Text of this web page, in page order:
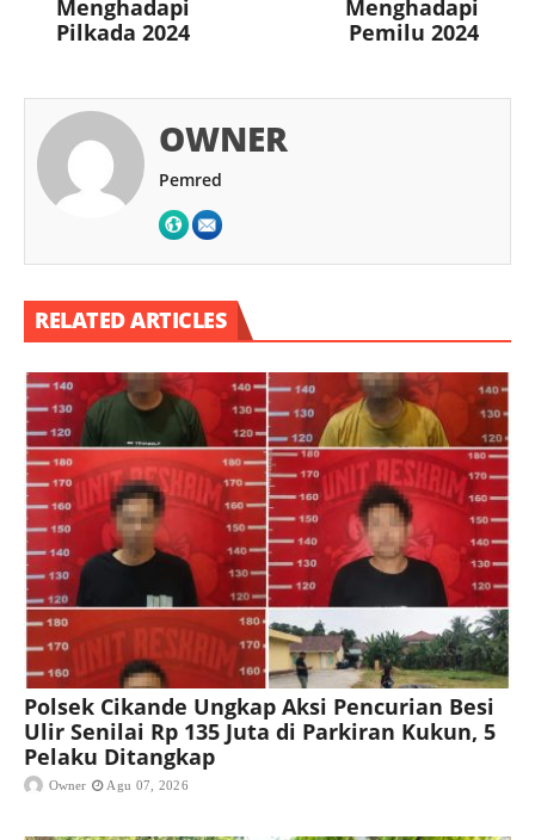
Menghadapi
Pilkada 2024
Menghadapi
Pemilu 2024
OWNER
Pemred
RELATED ARTICLES
Polsek Cikande Ungkap Aksi Pencurian Besi
Ulir Senilai Rp 135 Juta di Parkiran Kukun, 5
Pelaku Ditangkap
Owner Agu 07, 2026